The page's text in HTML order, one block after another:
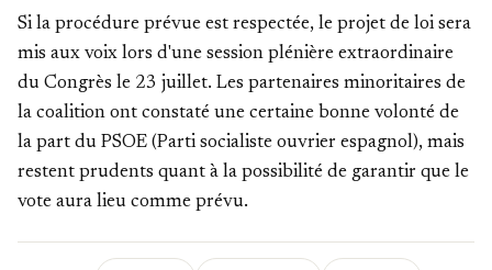
Si la procédure prévue est respectée, le projet de loi sera
mis aux voix lors d'une session plénière extraordinaire
du Congrès le 23 juillet. Les partenaires minoritaires de
la coalition ont constaté une certaine bonne volonté de
la part du PSOE (Parti socialiste ouvrier espagnol), mais
restent prudents quant à la possibilité de garantir que le
vote aura lieu comme prévu.